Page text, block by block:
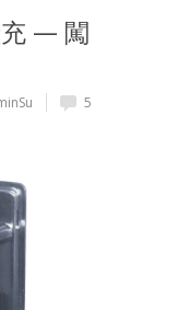
充 — 闖
5